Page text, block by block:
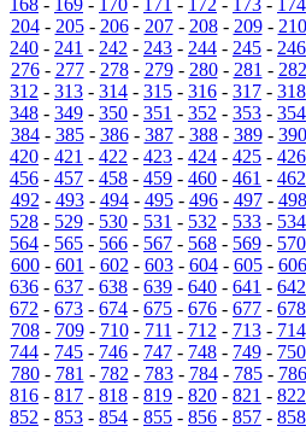
204- 205- 206- 207- 208- 209- 210
240 - 241 - 242 - 243 - 244 - 245 - 246
276- 277- 278- 279- 280- 281 - 282
312 - 313 - 314 - 315 - 316 - 317 - 318
348 - 349 - 350 - 351 - 352 - 353 - 354
384- 385- 386- 387- 388- 389- 390
420 - 421 - 422 - 423 - 424 - 425 - 426
456 - 457 - 458 - 459 - 460 - 461 - 462
492 - 493- 494- 495- 496- 497- 498
528 - 529 - 530 - 531 - 532 - 533 - 534
564 - 565 - 566 - 567 - 568 - 569 - 570
600- 601 - 602 - 603- 604- 605- 606
636 - 637 - 638 - 639 - 640 - 641 - 642
672 - 673 - 674 - 675 - 676 - 677 - 678
708- 709- 710- 711 - 712 - 713- 714
744 - 745 - 746 - 747 - 748 - 749 - 750
780- 781 - 782 - 783- 784- 785- 786
816 - 817 - 818 - 819 - 820 - 821 - 822
852 - 853 - 854 - 855 - 856 - 857 - 858